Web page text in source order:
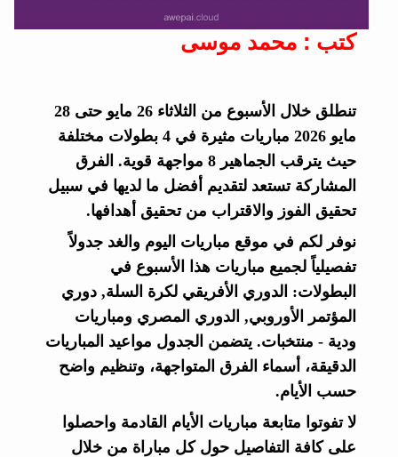
كتب : محمد موسى
تنطلق خلال الأسبوع من الثلاثاء 26 مايو حتى 28
مايو 2026 مباريات مثيرة في 4 بطولات مختلفة
حيث يترقب الجماهير 8 مواجهة قوية. الفرق
المشاركة تستعد لتقديم أفضل ما لديها في سبيل
تحقيق الفوز والاقتراب من تحقيق أهدافها.
نوفر لكم في موقع مباريات اليوم والغد جدولاً
تفصيلياً لجميع مباريات هذا الأسبوع في
البطولات: الدوري الأفريقي لكرة السلة, دوري
المؤتمر الأوروبي, الدوري المصري ومباريات
ودية - منتخبات. يتضمن الجدول مواعيد المباريات
الدقيقة، أسماء الفرق المتواجهة، وتنظيم واضح
حسب الأيام.
لا تفوتوا متابعة مباريات الأيام القادمة واحصلوا
على كافة التفاصيل حول كل مباراة من خلال